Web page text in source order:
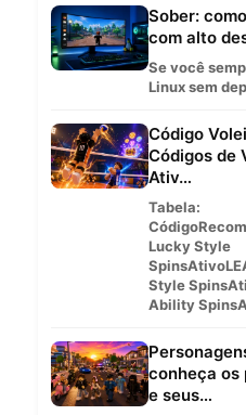
Sober:
com alto
Se você
Linux sem
Código
Códigos de
Ativ…
Tabela:
Lucky Style
Style
Ability
conheça os
e seus…